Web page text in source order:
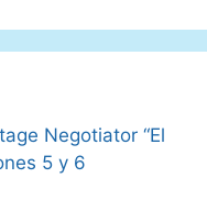
Negotiator “El
5 y 6